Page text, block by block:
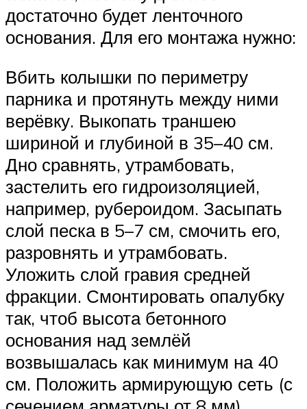
достаточно будет ленточного
основания. Для его монтажа нужно:
Вбить колышки по периметру
парника и протянуть между ними
верёвку. Выкопать траншею
шириной и глубиной в 35–40 см.
Дно сравнять, утрамбовать,
застелить его гидроизоляцией,
например, рубероидом. Засыпать
слой песка в 5–7 см, смочить его,
разровнять и утрамбовать.
Уложить слой гравия средней
фракции. Смонтировать опалубку
так, чтоб высота бетонного
основания над землёй
возвышалась как минимум на 40
см. Положить армирующую сеть (с